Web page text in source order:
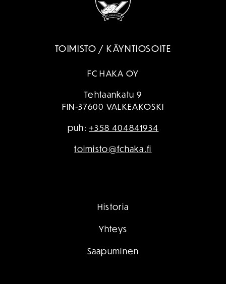
TOIMISTO / KÄYNTIOSOITE
FC HAKA OY
Tehtaankatu 9
FIN-37600 VALKEAKOSKI
puh:+358 404841934
toimisto@fchaka.fi
Historia
Yhteys
Saapuminen